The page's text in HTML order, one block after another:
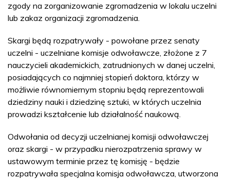
zgody na zorganizowanie zgromadzenia w lokalu uczelni
lub zakaz organizacji zgromadzenia.
Skargi będą rozpatrywały - powołane przez senaty
uczelni - uczelniane komisje odwoławcze, złożone z 7
nauczycieli akademickich, zatrudnionych w danej uczelni,
posiadających co najmniej stopień doktora, którzy w
możliwie równomiernym stopniu będą reprezentowali
dziedziny nauki i dziedzinę sztuki, w których uczelnia
prowadzi kształcenie lub działalność naukową.
Odwołania od decyzji uczelnianej komisji odwoławczej
oraz skargi - w przypadku nierozpatrzenia sprawy w
ustawowym terminie przez tę komisję - będzie
rozpatrywała specjalna komisja odwoławcza, utworzona